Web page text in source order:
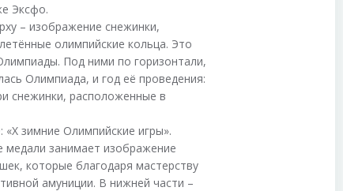
Эксфо.
– изображение снежинки,
олимпийские кольца. Это
Под ними по горизонтали,
Олимпиада, и год её проведения:
снежинки, расположенные в
зимние Олимпийские игры».
занимает изображение
которые благодаря мастерству
амуниции. В нижней части –